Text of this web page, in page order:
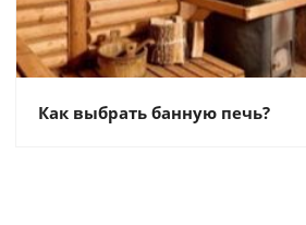
Как выбрать банную печь?